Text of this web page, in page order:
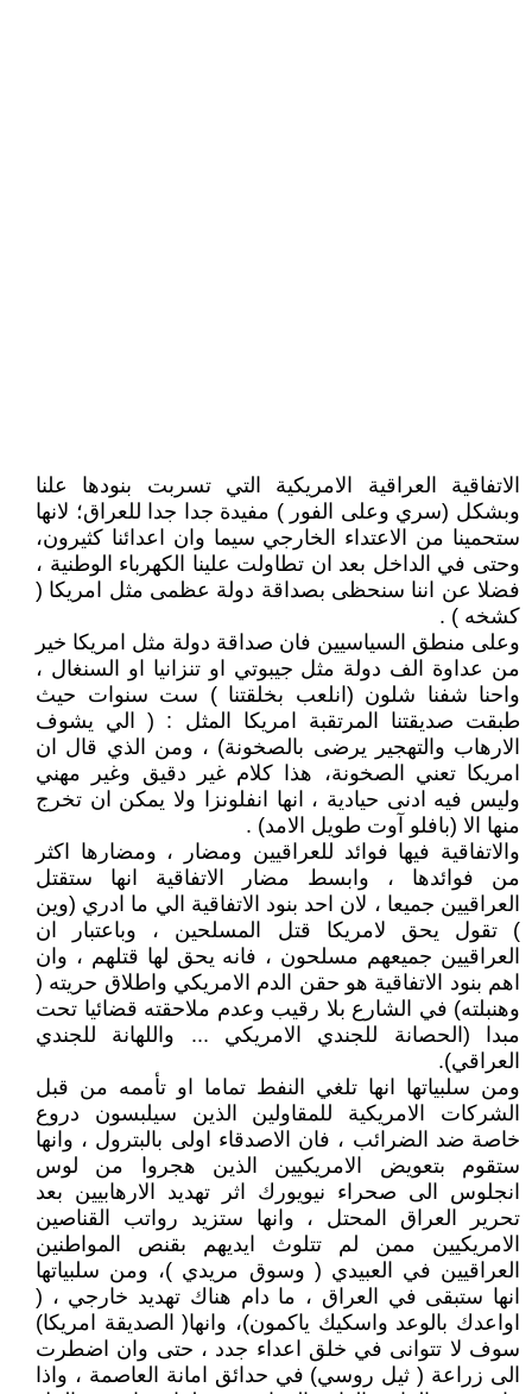
الاتفاقية العراقية الامريكية التي تسربت بنودها علنا
وبشكل (سري وعلى الفور ) مفيدة جدا جدا للعراق؛ لانها
ستحمينا من الاعتداء الخارجي سيما وان اعدائنا كثيرون،
وحتى في الداخل بعد ان تطاولت علينا الكهرباء الوطنية ،
فضلا عن اننا سنحظى بصداقة دولة عظمى مثل امريكا (
كشخه ) .
وعلى منطق السياسيين فان صداقة دولة مثل امريكا خير
من عداوة الف دولة مثل جيبوتي او تنزانيا او السنغال ،
واحنا شفنا شلون (انلعب بخلقتنا ) ست سنوات حيث
طبقت صديقتنا المرتقبة امريكا المثل : ( الي يشوف
الارهاب والتهجير يرضى بالصخونة) ، ومن الذي قال ان
امريكا تعني الصخونة، هذا كلام غير دقيق وغير مهني
وليس فيه ادنى حيادية ، انها انفلونزا ولا يمكن ان تخرج
منها الا (بافلو آوت طويل الامد) .
والاتفاقية فيها فوائد للعراقيين ومضار ، ومضارها اكثر
من فوائدها ، وابسط مضار الاتفاقية انها ستقتل
العراقيين جميعا ، لان احد بنود الاتفاقية الي ما ادري (وين
) تقول يحق لامريكا قتل المسلحين ، وباعتبار ان
العراقيين جميعهم مسلحون ، فانه يحق لها قتلهم ، وان
اهم بنود الاتفاقية هو حقن الدم الامريكي واطلاق حريته (
وهنبلته) في الشارع بلا رقيب وعدم ملاحقته قضائيا تحت
مبدا (الحصانة للجندي الامريكي ... واللهانة للجندي
العراقي).
ومن سلبياتها انها تلغي النفط تماما او تأممه من قبل
الشركات الامريكية للمقاولين الذين سيلبسون دروع
خاصة ضد الضرائب ، فان الاصدقاء اولى بالبترول ، وانها
ستقوم بتعويض الامريكيين الذين هجروا من لوس
انجلوس الى صحراء نيويورك اثر تهديد الارهابيين بعد
تحرير العراق المحتل ، وانها ستزيد رواتب القناصين
الامريكيين ممن لم تتلوث ايديهم بقنص المواطنين
العراقيين في العبيدي ( وسوق مريدي )، ومن سلبياتها
انها ستبقى في العراق ، ما دام هناك تهديد خارجي ، (
اواعدك بالوعد واسكيك ياكمون)، وانها( الصديقة امريكا)
سوف لا تتوانى في خلق اعداء جدد ، حتى وان اضطرت
الى زراعة ( ثيل روسي) في حدائق امانة العاصمة ، واذا